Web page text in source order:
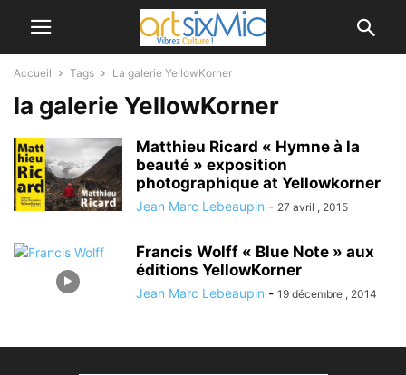
Accueil Tags La galerie YellowKorner
la galerie YellowKorner
Matthieu Ricard « Hymne à la
beauté » exposition
photographique at Yellowkorner
Jean Marc Lebeaupin - 27 avril , 2015
Francis Wolff « Blue Note » aux
éditions YellowKorner
Jean Marc Lebeaupin - 19 décembre , 2014